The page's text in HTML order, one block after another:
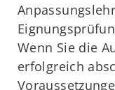
Wenn Sie die
erfolgreich